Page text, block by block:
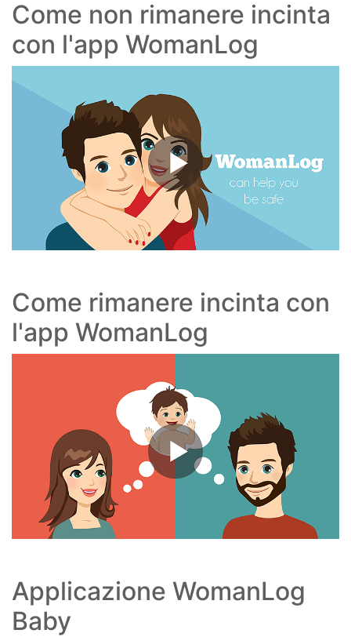
Come non rimanere incinta
con l'app WomanLog
Come rimanere incinta con
l'app WomanLog
Applicazione WomanLog
Baby